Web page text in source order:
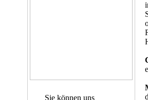
Sie können uns